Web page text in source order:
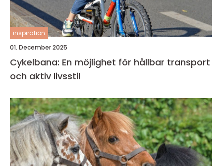
inspiration
01. December 2025
Cykelbana: En möjlighet för hållbar transport
och aktiv livsstil